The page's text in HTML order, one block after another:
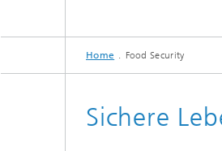
LEBENSMITTEL
VERPACKUNG
PRODUKTWIRKUNG
Home Food Security
Sichere